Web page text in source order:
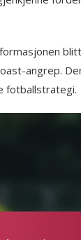
angrep.
fotballstrategi.